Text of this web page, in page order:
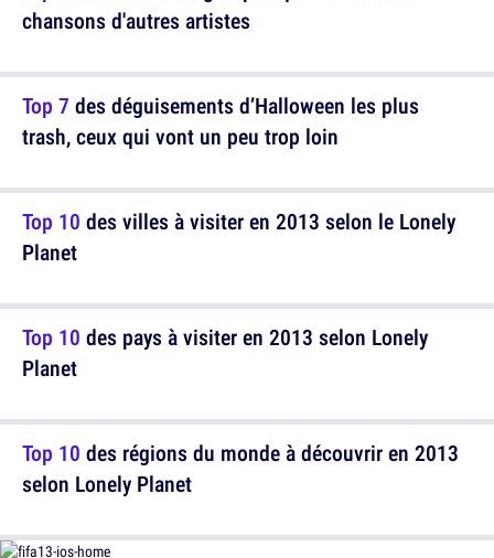
chansons d'autres artistes
Top 10 des villes à visiter en 2013 selon le Lonely
Planet
Top 10 des régions du monde à découvrir en 2013
selon Lonely Planet
Top 7 des déguisements d’Halloween les plus
trash, ceux qui vont un peu trop loin
Top 10 des pays à visiter en 2013 selon Lonely
Planet